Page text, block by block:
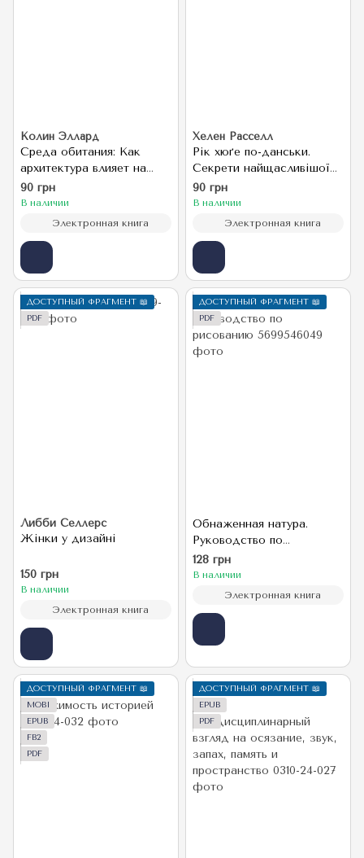
Колин Эллард
Среда обитания: Как
архитектура влияет на
наше поведение и
самочувствие
90 грн
В наличии
Электронная книга
Хелен Расселл
Рік хюґе по-данськи.
Секрети найщасливішої
країни у світі
90 грн
В наличии
Электронная книга
ДОСТУПНЫЙ ФРАГМЕНТ 📖
PDF
Либби Селлерс
Жінки у дизайні
150 грн
В наличии
Электронная книга
ДОСТУПНЫЙ ФРАГМЕНТ 📖
PDF
Обнаженная натура.
Руководство по
рисованию
128 грн
В наличии
Электронная книга
ДОСТУПНЫЙ ФРАГМЕНТ 📖
MOBI
EPUB
FB2
PDF
ДОСТУПНЫЙ ФРАГМЕНТ 📖
EPUB
PDF